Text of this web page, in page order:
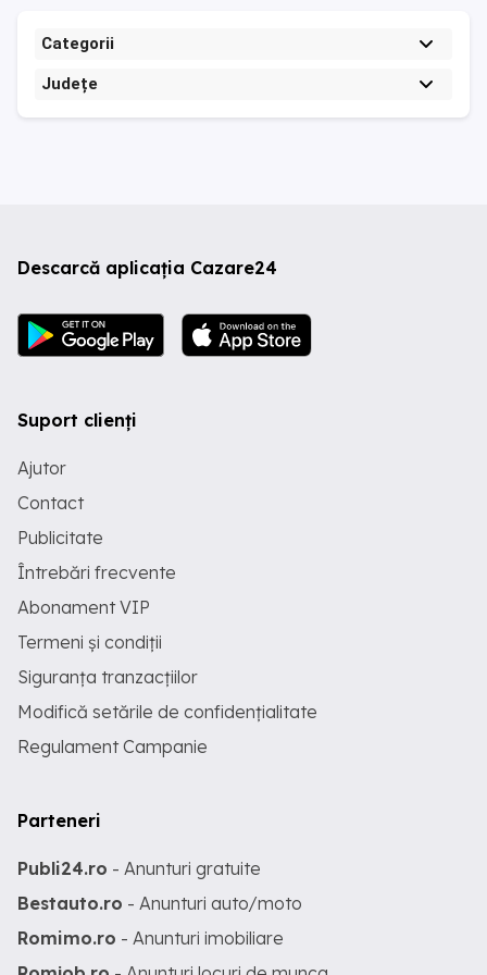
Categorii
Județe
Descarcă aplicația Cazare24
Suport clienți
Ajutor
Contact
Publicitate
Întrebări frecvente
Abonament VIP
Termeni și condiții
Siguranța tranzacțiilor
Modifică setările de confidențialitate
Regulament Campanie
Parteneri
Publi24.ro - Anunturi gratuite
Bestauto.ro - Anunturi auto/moto
Romimo.ro - Anunturi imobiliare